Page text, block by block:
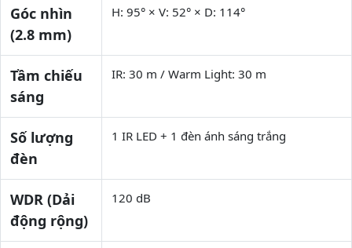
Góc nhìn
(2.8 mm)
H: 95° × V: 52° × D: 114°
Tầm chiếu
sáng
IR: 30 m / Warm Light: 30 m
Số lượng
đèn
1 IR LED + 1 đèn ánh sáng trắng
WDR (Dải
động rộng)
120 dB